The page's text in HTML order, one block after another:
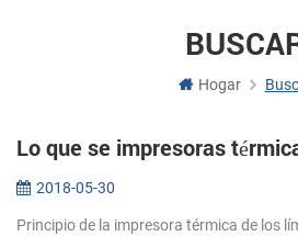
Hogar
Lo que se impresoras
2018-05-30
Principio de la impresora térmica de los